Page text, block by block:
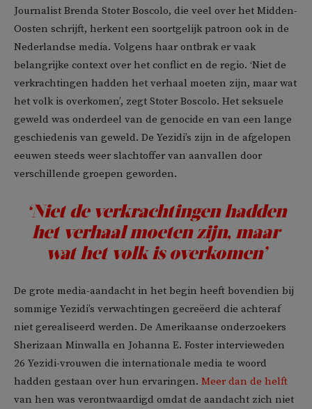
Journalist Brenda Stoter Boscolo, die veel over het Midden-
Oosten schrijft, herkent een soortgelijk patroon ook in de
Nederlandse media. Volgens haar ontbrak er vaak
belangrijke context over het conflict en de regio. ‘Niet de
verkrachtingen hadden het verhaal moeten zijn, maar wat
het volk is overkomen’, zegt Stoter Boscolo. Het seksuele
geweld was onderdeel van de genocide en van een lange
geschiedenis van geweld. De Yezidi’s zijn in de afgelopen
eeuwen steeds weer slachtoffer van aanvallen door
verschillende groepen geworden.
‘Niet de verkrachtingen hadden
het verhaal moeten zijn, maar
wat het volk is overkomen’
De grote media-aandacht in het begin heeft bovendien bij
sommige Yezidi’s verwachtingen gecreëerd die achteraf
niet gerealiseerd werden. De Amerikaanse onderzoekers
Sherizaan Minwalla en Johanna E. Foster intervieweden
26 Yezidi-vrouwen die internationale media te woord
hadden gestaan over hun ervaringen. Meer dan de helft
van hen was verontwaardigd omdat de aandacht zich niet